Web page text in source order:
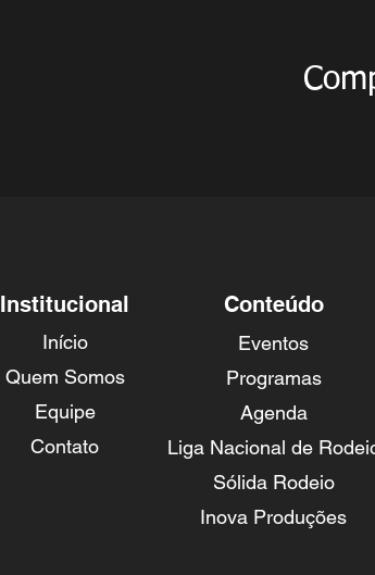
Institucional
Início
Quem Somos
Equipe
Contato
Conteúdo
Eventos
Programas
Agenda
Liga Nacional de
Sólida Rodeio
Inova Produções